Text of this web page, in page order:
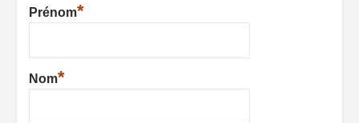
Prénom*
Nom*